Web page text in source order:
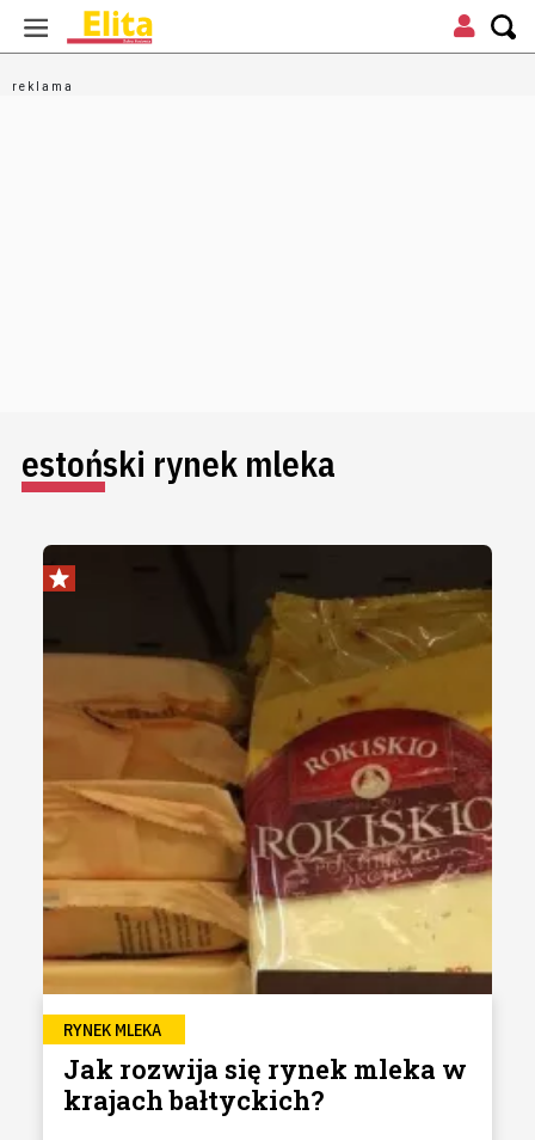
estoński rynek mleka
RYNEK MLEKA
Jak rozwija się rynek mleka w
krajach bałtyckich?